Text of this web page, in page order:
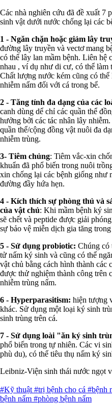
Các nhà nghiên cứu đã đề xuất 7
sinh vật dưới nước chống lại các
1 - Ngăn chặn hoặc giảm lây
đường lây truyền và vectơ mang
có thể lây lan mầm bệnh. Liên hệ
nhau , ví dụ như di cư, có thể làm
Chất lượng nước kém cũng có
nhiễm nấm đối với cá trong bể.
2 - Tăng tính đa dạng của các
canh dùng dể chỉ các quần thể
hưởng bởi các tác nhân lây
quần thể/cộng đồng vật nuôi đa
nhiễm trùng.
3- Tiêm chủng: Tiêm vắc-xin
khuẩn đã phổ biến trong nuôi
xin chống lại các bệnh giống như
đường đầy hứa hẹn.
4 - Kích thích sự phòng thủ và
của vật chủ: Khi mầm bệnh ký
sẽ chết và peptide được giải
sự bảo vệ miễn dịch gia tăng
5 - Sử dụng probiotic: Chúng có
tử nấm ký sinh và cũng có thể
vật chủ bằng cách hình thành các
được thử nghiệm thành công trên
nhiễm trùng nấm.
6 - Hyperparasitism: hiện tượng
khác. Sử dụng một loại ký sinh
sinh trùng trên cá.
7 - Sử dụng loài "ăn ký sinh
phổ biến trong tự nhiên. Các vi
phù du), có thể tiêu thụ nấm ký
Leibniz-Viện sinh thái nước ngọt
#Kỹ thuật #trị bệnh cho cá #bệnh
bệnh nấm #phòng bệnh nấm